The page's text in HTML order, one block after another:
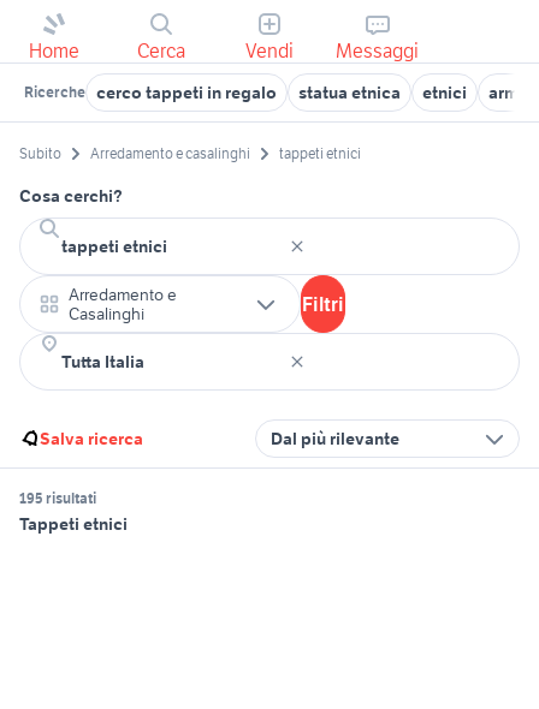
Home Cerca Vendi Messaggi
Ricerche cerco tappeti in regalo statua etnica etnici
Subito Arredamento e casalinghi tappeti etnici
Cosa cerchi?
Arredamento e
Casalinghi
Filtri
Salva ricerca Dal più rilevante
195 risultati
Tappeti etnici